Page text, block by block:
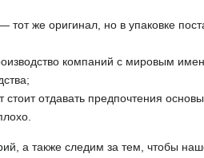
же оригинал, но в упаковке
компаний с мировым
стоит отдавать предпочтения
а также следим за тем, чтобы